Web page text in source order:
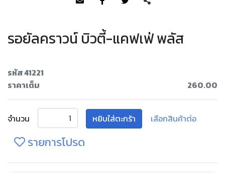
รอยัลคราวน์ บิวตี้-แคฟเฟ่ พลัส
รหัส 41221
ราคาเต็ม
260.00
จำนวน หยิบใส่ตะกร้า เลือกสินค้าต่อ
รายการโปรด